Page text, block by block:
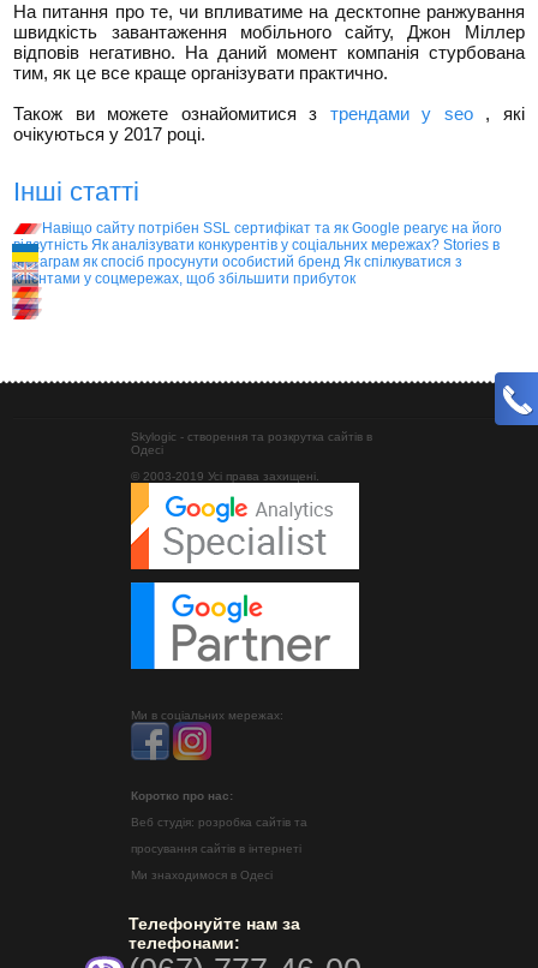
На питання про те, чи впливатиме на десктопне ранжування
швидкість завантаження мобільного сайту, Джон Міллер
відповів негативно. На даний момент компанія стурбована
тим, як це все краще організувати практично.
Також ви можете ознайомитися з трендами у seo, які
очікуються у 2017 році.
Інші статті
Навіщо сайту потрібен SSL сертифікат та як Google реагує на його
відсутністьЯк аналізувати конкурентів у соціальних мережах?Stories в
Інстаграм як спосіб просунути особистий брендЯк спілкуватися з
клієнтами у соцмережах, щоб збільшити прибуток
Skylogic - створення та розкрутка сайтів в
Одесі
© 2003-2019 Усі права захищені.
Ми в соціальних мережах:
Коротко про нас:
Веб студія: розробка сайтів та
просування сайтів в інтернеті
Ми знаходимося в Одесі
Телефонуйте нам за
телефонами: